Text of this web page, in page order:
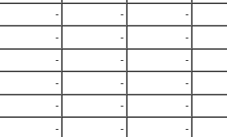
- - -
- - -
- - -
- - -
- - -
- - -